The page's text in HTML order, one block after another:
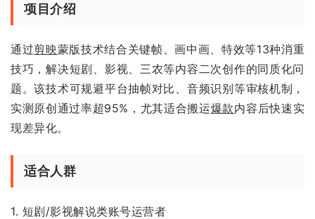
项目介绍
通过剪映蒙版技术结合关键帧、画中画、特效等13种消重
技巧，解决短剧、影视、三农等内容二次创作的同质化问
题。该技术可规避平台抽帧对比、音频识别等审核机制，
实测原创通过率超95%，尤其适合搬运爆款内容后快速实
现差异化。
适合人群
1. 短剧/影视解说类账号运营者